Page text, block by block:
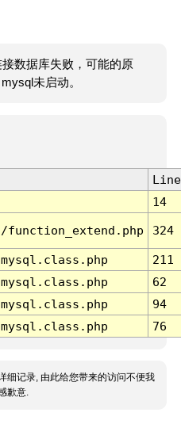
数据库失败，可能的原
未启动。
Line
14
324
211
62
94
76
细记录, 由此给您带来的访问不便我
歉意.